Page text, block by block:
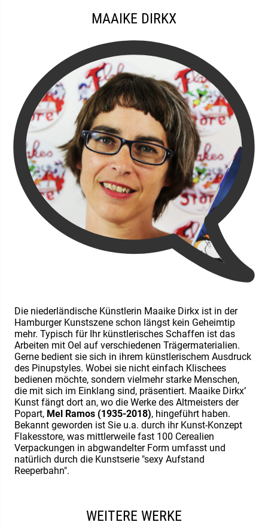
MAAIKE DIRKX
Die niederländische Künstlerin Maaike Dirkx ist in der
Hamburger Kunstszene schon längst kein Geheimtip
mehr. Typisch für Ihr künstlerisches Schaffen ist das
Arbeiten mit Oel auf verschiedenen Trägermaterialien.
Gerne bedient sie sich in ihrem künstlerischem Ausdruck
des Pinupstyles. Wobei sie nicht einfach Klischees
bedienen möchte, sondern vielmehr starke Menschen,
die mit sich im Einklang sind, präsentiert. Maaike Dirkx’
Kunst fängt dort an, wo die Werke des Altmeisters der
Popart, Mel Ramos (1935-2018), hingeführt haben.
Bekannt geworden ist Sie u.a. durch ihr Kunst-Konzept
Flakesstore, was mittlerweile fast 100 Cerealien
Verpackungen in abgwandelter Form umfasst und
natürlich durch die Kunstserie "sexy Aufstand
Reeperbahn".
WEITERE WERKE